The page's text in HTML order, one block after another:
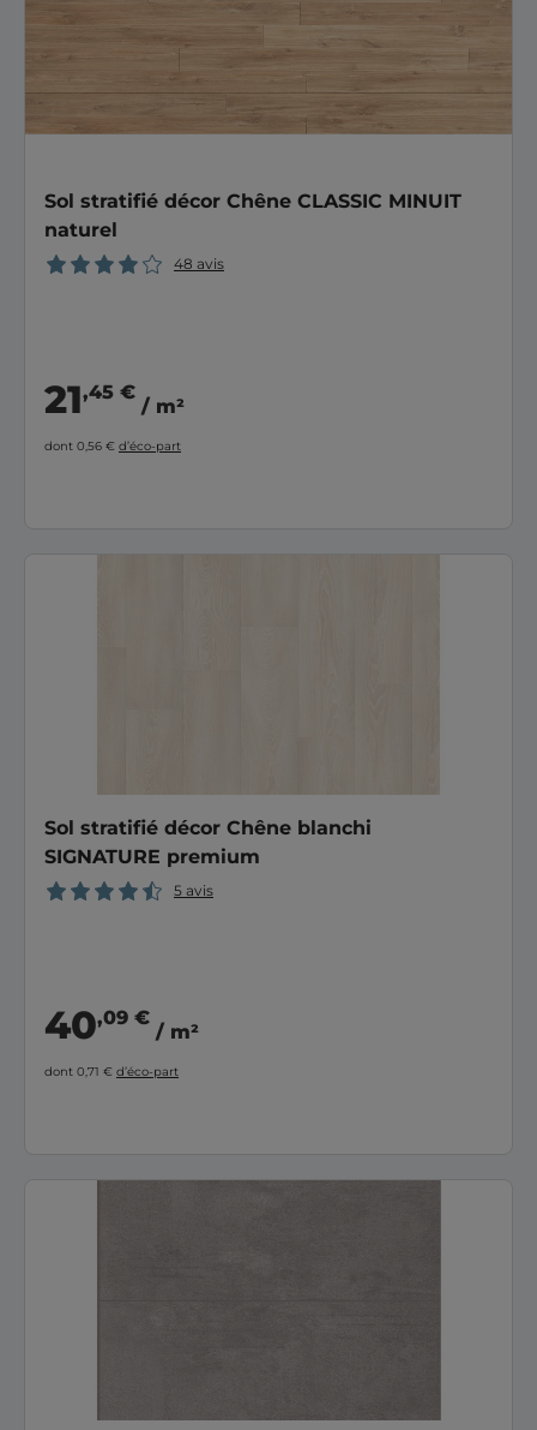
Sol stratifié décor Chêne CLASSIC MINUIT
naturel
48 avis
21,45 €
/ m²
dont 0,56 € d’éco-part
Sol stratifié décor Chêne blanchi
SIGNATURE premium
5 avis
40,09 €
/ m²
dont 0,71 € d’éco-part